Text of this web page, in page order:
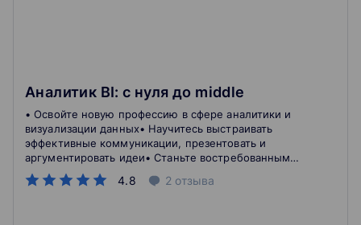
Аналитик BI: с нуля до middle
4.8 2 отзыва
• Освойте новую профессию в сфере аналитики и
визуализации данных• Научитесь выстраивать
эффективные коммуникации, презентовать и
аргументировать идеи• Станьте востребованным
специалистом уже во время обучения